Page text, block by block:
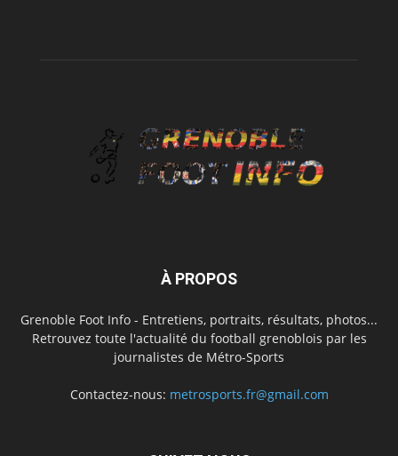
À PROPOS
Grenoble Foot Info - Entretiens, portraits, résultats, photos...
Retrouvez toute l'actualité du football grenoblois par les
journalistes de Métro-Sports
Contactez-nous: metrosports.fr@gmail.com